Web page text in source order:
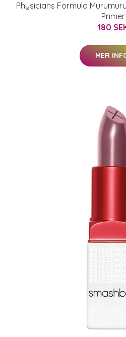
Physicians Formula
Primer
180
MER